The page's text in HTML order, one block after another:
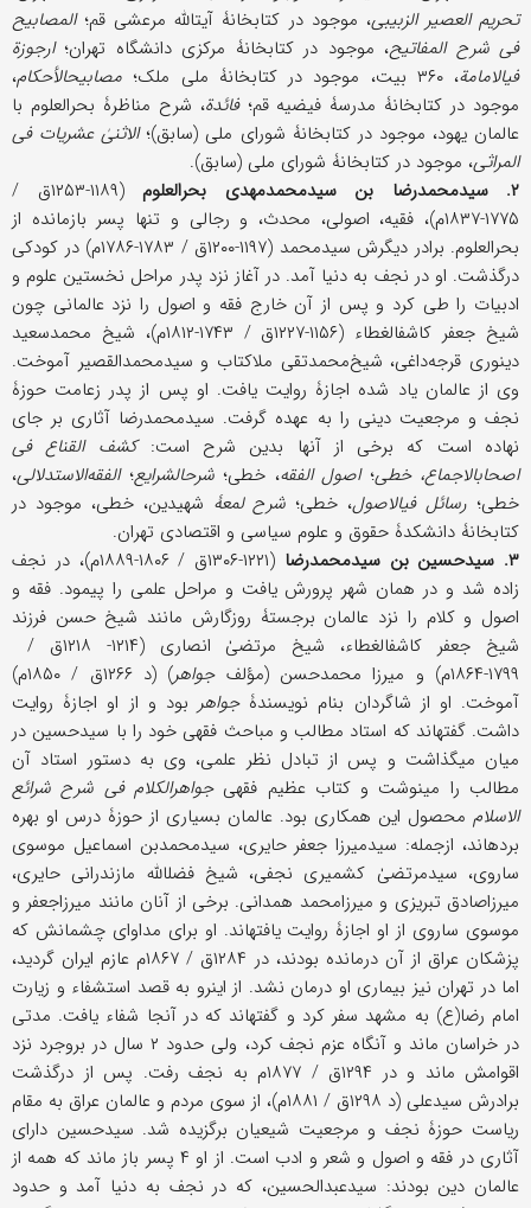
تحریم العصیر الزبیبی، موجود در کتابخانۀ آیت‎الله مرعشی قم؛
المصابیح
فی شرح المفاتیح، موجود در کتابخانۀ مرکزی دانشگاه تهران؛ارجوزة
فی‎الامامة
، ۳۶۰ بیت، موجود در کتابخانۀ ملی ملک؛ مصابیح‎الأحکام
،
موجود در کتابخانۀ مدرسۀ فیضیه قم؛فائدة، شرح مناظرۀ بحرالعلوم با
عالمان یهود، موجود در کتابخانۀ شورای ملی (سابق)؛الاثنیٰ عشریات فی
المراثی، موجود در کتابخانۀ شورای ملی (سابق).
۲. سیدمحمدرضا بن سیدمحمدمهدی بحرالعلوم
(۱۱۸۹-۱۲۵۳ق /
۱۷۷۵-۱۸۳۷م)، فقیه، اصولی، محدث، و رجالی و تنها پسر بازمانده از
بحرالعلوم. برادر دیگرش سیدمحمد (۱۱۹۷-۱۲۰۰ق / ۱۷۸۳-۱۷۸۶م) در کودکی
درگذشت. او در نجف به دنیا آمد. در آغاز نزد پدر مراحل نخستین علوم و
ادبیات را طی کرد و پس از آن خارج فقه و اصول را نزد عالمانی چون
شیخ جعفر کاشف‎الغطاء (۱۱۵۶-۱۲۲۷ق / ۱۷۴۳-۱۸۱۲م)، شیخ محمدسعید
دینوری قرجه‌داغی، شیخ‌محمدتقی ملاکتاب و سیدمحمدالقصیر آموخت.
وی از عالمان یاد شده اجازۀ روایت یافت. او پس از پدر زعامت حوزۀ
نجف و مرجعیت دینی را به عهده گرفت. سیدمحمدرضا آثاری بر جای
نهاده است که برخی از آنها بدین شرح است:کشف القناع فی
اصحاب‎الاجماع، خطی
؛اصول‎ الفقه ، خطی؛شرح‎الشرایع ؛الفقه‌الاستدلالی،
خطی؛ رسائل فی‎الاصول ، خطی؛ شرح لمعۀ شهیدین، خطی، موجود در
کتابخانۀ دانشکدۀ حقوق و علوم سیاسی و اقتصادی تهران.
۳. سیدحسین بن سیدمحمدرضا
(۱۲۲۱-۱۳۰۶ق / ۱۸۰۶-۱۸۸۹م)، در نجف
زاده شد و در همان شهر پرورش یافت و مراحل علمی را پیمود. فقه و
اصول و کلام را نزد عالمان برجستۀ روزگارش مانند شیخ حسن فرزند
شیخ جعفر کاشف‎الغطاء، شیخ مرتضیٰ انصاری (۱۲۱۴- ۱۲۱۸ق /
۱۷۹۹-۱۸۶۴م) و میرزا‎ محمدحسن (مؤلف
جواهر
) (د ۱۲۶۶ق / ۱۸۵۰م)
آموخت. او از شاگردان بنام نویسندۀجواهر بود و از او اجازۀ روایت
داشت. گفته‎اند که استاد مطالب و مباحث فقهی خود را با سیدحسین در
میان می‎گذاشت و پس از تبادل نظر علمی، وی به دستور استاد آن
مطالب را می‎نوشت و کتاب عظیم فقهی
جواهرالکلام فی شرح شرائع
الاسلام محصول این همکاری بود. عالمان بسیاری از حوزۀ درس او بهره
برده‎اند، ازجمله: سیدمیرزا جعفر حایری، سیدمحمدبن اسماعیل موسوی
ساروی، سیدمرتضیٰ کشمیری نجفی، شیخ فضل‎الله مازندرانی حایری،
میرزاصادق تبریزی و میرزا‎محمد همدانی. برخی از آنان مانند میرزاجعفر و
موسوی ساروی از او اجازۀ روایت یافته‎اند. او برای مداوای چشمانش که
پزشکان عراق از آن درمانده بودند، در ۱۲۸۴ق / ۱۸۶۷م عازم ایران گردید،
اما در تهران نیز بیماری او درمان نشد. از این‎رو به قصد استشفاء و زیارت
امام رضا(ع) به مشهد سفر کرد و گفته‎اند که در آنجا شفاء یافت. مدتی
در خراسان ماند و آنگاه عزم نجف کرد، ولی حدود ۲ سال در بروجرد نزد
اقوامش ماند و در ۱۲۹۴ق / ۱۸۷۷م به نجف رفت. پس از درگذشت
برادرش سیدعلی (د ۱۲۹۸ق / ۱۸۸۱م)، از سوی مردم و عالمان عراق به مقام
ریاست حوزۀ نجف و مرجعیت شیعیان برگزیده شد. سیدحسین دارای
آثاری در فقه و اصول و شعر و ادب است. از او ۴ پسر باز ماند که همه از
عالمان دین بودند: سیدعبدالحسین، که در نجف به دنیا آمد و حدود